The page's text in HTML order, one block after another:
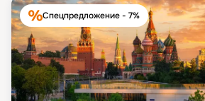
Спецпредложение - 7%